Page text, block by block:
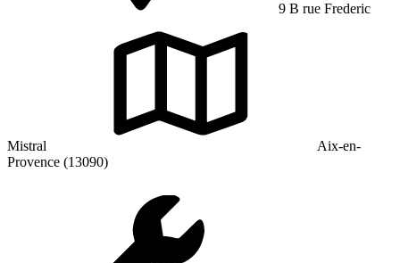
9 B rue Frederic
Mistral
Aix-en-
Provence (13090)